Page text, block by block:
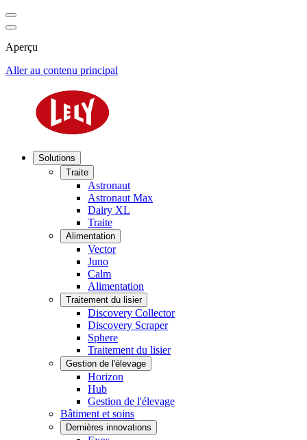
Aperçu
Aller au contenu principal
Solutions
Traite
Astronaut
Astronaut Max
Dairy XL
Traite
Alimentation
Vector
Juno
Calm
Alimentation
Traitement du lisier
Discovery Collector
Discovery Scraper
Sphere
Traitement du lisier
Gestion de l'élevage
Horizon
Hub
Gestion de l'élevage
Bâtiment et soins
Dernières innovations